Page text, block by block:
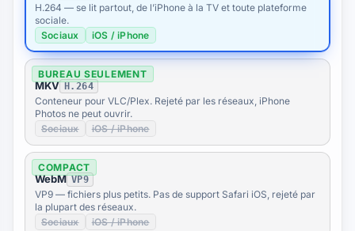
H.264 — se lit partout, de l’iPhone à la TV et toute plateforme
sociale.
Sociaux
iOS / iPhone
BUREAU SEULEMENT
MKV H.264
Conteneur pour VLC/Plex. Rejeté par les réseaux, iPhone
Photos ne peut ouvrir.
Sociaux
iOS / iPhone
COMPACT
WebM VP9
VP9 — fichiers plus petits. Pas de support Safari iOS, rejeté par
la plupart des réseaux.
Sociaux
iOS / iPhone